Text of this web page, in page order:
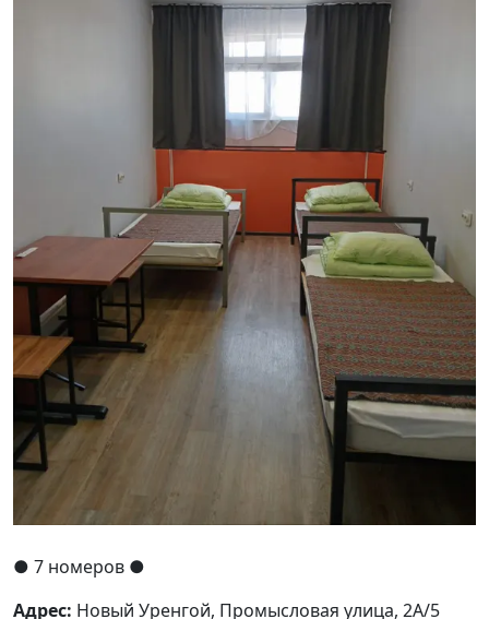
● 7 номеров ●
Адрес: Новый Уренгой, Промысловая улица, 2А/5